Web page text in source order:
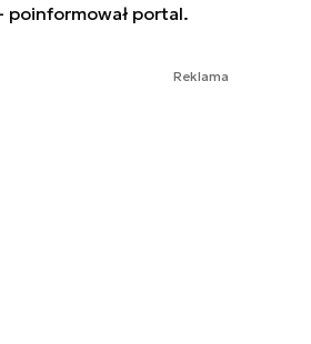
poinformował portal.
Reklama